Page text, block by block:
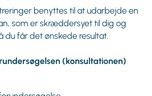
benyttes til at udarbejde en
som er skræddersyet til dig og
du får det ønskede resultat.
(konsultationen)